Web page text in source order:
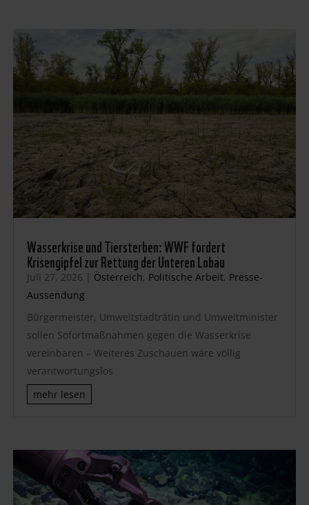
Wasserkrise und Tiersterben: WWF fordert
Krisengipfel zur Rettung der Unteren Lobau
Juli 27, 2026 | Österreich, Politische Arbeit, Presse-
Aussendung
Bürgermeister, Umweltstadträtin und Umweltminister
sollen Sofortmaßnahmen gegen die Wasserkrise
vereinbaren – Weiteres Zuschauen wäre völlig
verantwortungslos
mehr lesen